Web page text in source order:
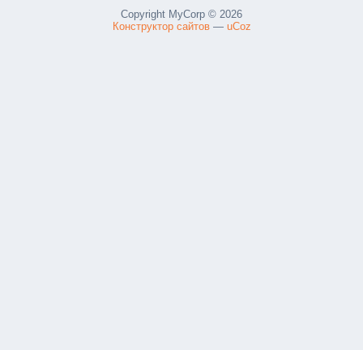
Copyright MyCorp © 2026
Конструктор сайтов— uCoz